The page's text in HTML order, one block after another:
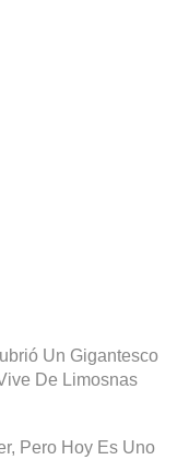
Un Gigantesco
De Limosnas
Pero Hoy Es Uno